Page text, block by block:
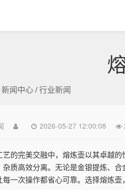
新闻中心/行业新闻
2026-05-27 12:00:08
艺的完美交融中，熔炼壶以其卓越
杂质高效分离。无论是金银提炼、
每一次操作都省心可靠。选择熔炼